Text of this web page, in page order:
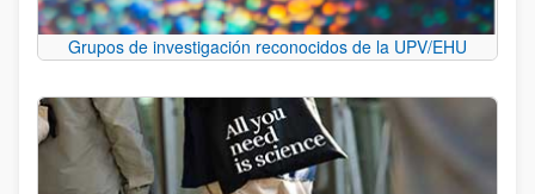
Grupos de investigación reconocidos de la UPV/EHU